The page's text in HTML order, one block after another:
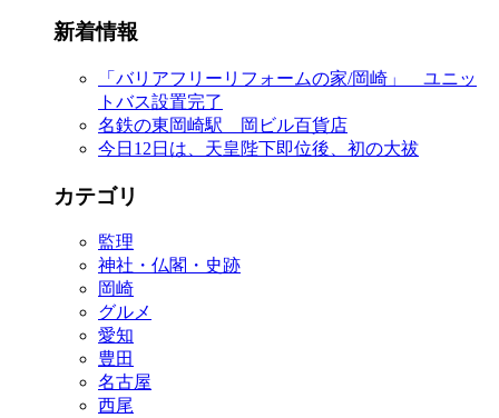
新着情報
「バリアフリーリフォームの家/岡崎」 ユニッ
トバス設置完了
名鉄の東岡崎駅 岡ビル百貨店
今日12日は、天皇陛下即位後、初の大祓
カテゴリ
監理
神社・仏閣・史跡
岡崎
グルメ
愛知
豊田
名古屋
西尾